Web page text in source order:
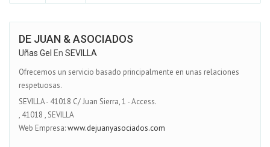
DE JUAN & ASOCIADOS
Uñas Gel En SEVILLA
Ofrecemos un servicio basado principalmente en unas relaciones
respetuosas.
SEVILLA - 41018 C/ Juan Sierra, 1 - Access.
, 41018 ,SEVILLA
Web Empresa:www.dejuanyasociados.com